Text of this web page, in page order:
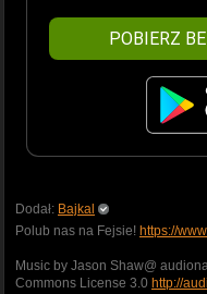
POBIERZ
Dodał: Bajkal
Polub nas na Fejsie! https://
Music by Jason Shaw@
Commons License 3.0 http://